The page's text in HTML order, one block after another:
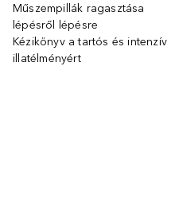
Műszempillák ragasztása
lépésről lépésre
Kézikönyv a tartós és intenzív
illatélményért